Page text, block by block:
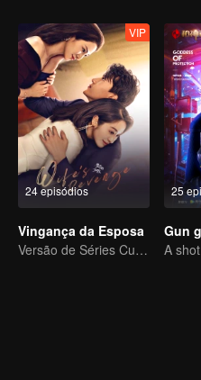
24 episódios
VIP
Vingança da Esposa
Versão de Séries Curtas “A Tentação de voltar para casa”
25
Gun